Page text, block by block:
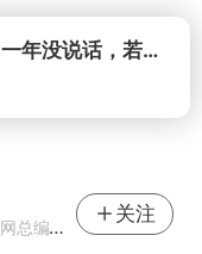
打开牺牲两个战士，中国忍了一年没说话，若菲律宾死了人，他会开战吗
、青年学者
关注